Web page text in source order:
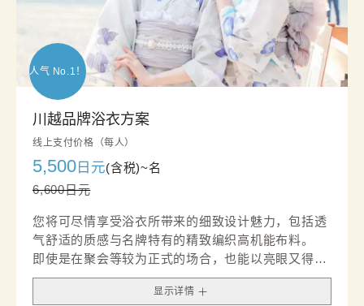
人气 No.1！
川越品牌浴衣方案
线上支付价格（每人）
5,500 日元(含税)~名
6,600日元
您将可尽情享受浴衣所带来的细致设计魅力，包括透
气舒适的质感与名牌特有的精致编织高机能布料。
即使是在聚会等较为正式的场合，也能以亮眼又得体
的穿搭，展现您独特的品味与风采。
显示详情